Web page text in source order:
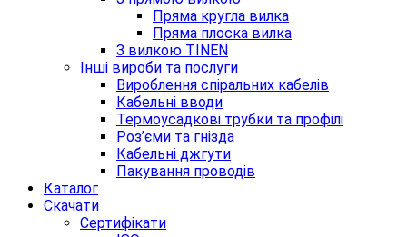
Пряма кругла вилка
Пряма плоска вилка
З вилкою TINEN
Інші вироби та послуги
Вироблення спіральних кабелів
Кабельні вводи
Термоусадкові трубки та профілі
Роз’єми та гнізда
Кабельні джгути
Пакування проводів
Каталог
Скачати
Сертифікати